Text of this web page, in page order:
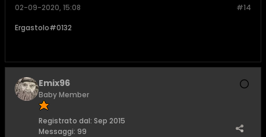
#14
02-09-2020, 15:08
Ergastolo#0132
Emix96
Baby Member
Registrato dal: Sep 2015
Messaggi: 99